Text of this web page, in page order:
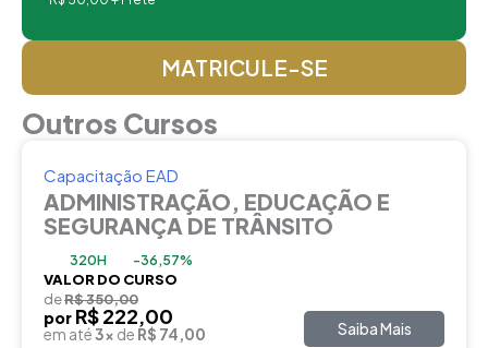
MATRICULE-SE
Outros Cursos
Capacitação EAD
ADMINISTRAÇÃO, EDUCAÇÃO E
SEGURANÇA DE TRÂNSITO
320H -36,57%
VALOR DO CURSO
deR$ 350,00
por R$ 222,00
em até3x de R$ 74,00 Saiba Mais